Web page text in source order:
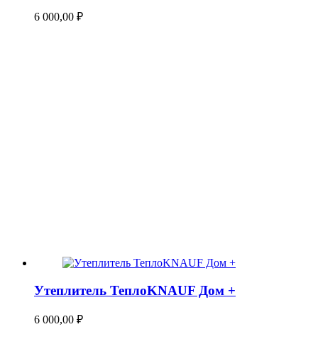
6 000,00 ₽
Утеплитель ТеплоKNAUF Дом +
6 000,00 ₽